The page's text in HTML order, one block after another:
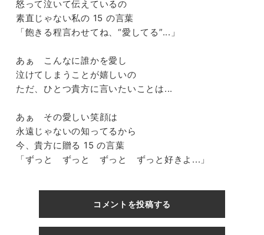
怒って泣いて伝えているの
素直じゃない私の 15 の言葉
「飽きる程言わせてね、“愛してる”...」
あぁ こんなに誰かを愛し
泣けてしまうことが嬉しいの
ただ、ひとつ貴方に言いたいことは...
あぁ その愛しい笑顔は
永遠じゃないの知ってるから
今、貴方に贈る 15 の言葉
「ずっと ずっと ずっと ずっと好きよ...」
コメントを投稿する